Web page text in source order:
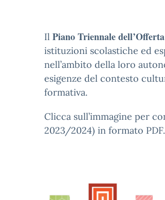
Il Piano Triennale
istituzioni scolastiche ed
nell’ambito della loro
esigenze del contesto
formativa.
Clicca sull’immagine per
2023/2024) in formato PDF.